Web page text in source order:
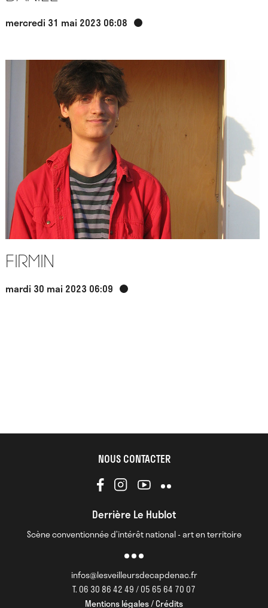
mercredi 31 mai 2023 06:08
Firmin
mardi 30 mai 2023 06:09
NOUS CONTACTER
Derrière Le Hublot
Scène conventionnée d’intérêt national - art en territoire
infos@lesveilleursdecapdenac.fr
T. 06 30 86 42 49 / 05 65 64 70 07
Mentions légales / Crédits